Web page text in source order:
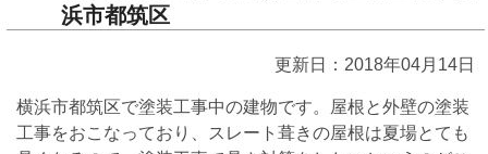
浜市都筑区
更新日：2018年04月14日
横浜市都筑区で塗装工事中の建物です。屋根と外壁の塗装
工事をおこなっており、スレート葺きの屋根は夏場とても